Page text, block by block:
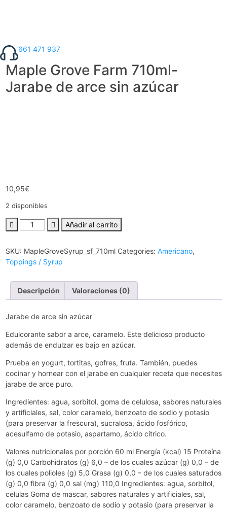
661 471 937
Maple Grove Farm 710ml-
Jarabe de arce sin azúcar
10,95€
2 disponibles
Maple
Grove
710ml-
Jarabe
arce
sin
cantidad
Añadir al carrito
SKU: MapleGroveSyrup_sf_710ml Categories: Americano,
Toppings / Syrup
Descripción Valoraciones (0)
Jarabe de arce sin azúcar
Edulcorante sabor a arce, caramelo. Este delicioso producto
además de endulzar es bajo en azúcar.
Prueba en yogurt, tortitas, gofres, fruta. También, puedes
cocinar y hornear con el jarabe en cualquier receta que necesites
jarabe de arce puro.
Ingredientes: agua, sorbitol, goma de celulosa, sabores naturales
y artificiales, sal, color caramelo, benzoato de sodio y potasio
(para preservar la frescura), sucralosa, ácido fosfórico,
acesulfamo de potasio, aspartamo, ácido cítrico.
Valores nutricionales por porción 60 ml Energía (kcal) 15 Proteína
(g) 0,0 Carbohidratos (g) 6,0 – de los cuales azúcar (g) 0,0 – de
los cuales polioles (g) 5,0 Grasa (g) 0,0 – de los cuales saturados
(g) 0,0 fibra (g) 0,0 sal (mg) 110,0 Ingredientes: agua, sorbitol,
celulas Goma de mascar, sabores naturales y artificiales, sal,
color caramelo, benzoato de sodio y potasio (para preservar la